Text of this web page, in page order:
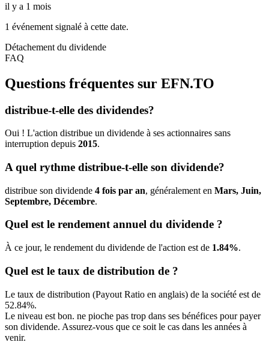
il y a 1 mois
1 événement signalé à cette date.
Détachement du dividende
FAQ
Questions fréquentes sur EFN.TO
distribue-t-elle des dividendes?
Oui ! L'action distribue un dividende à ses actionnaires sans
interruption depuis 2015.
A quel rythme distribue-t-elle son dividende?
distribue son dividende 4 fois par an, généralement en Mars, Juin,
Septembre, Décembre.
Quel est le rendement annuel du dividende ?
À ce jour, le rendement du dividende de l'action est de 1.84%.
Quel est le taux de distribution de ?
Le taux de distribution (Payout Ratio en anglais) de la société est de
52.84%.
Le niveau est bon. ne pioche pas trop dans ses bénéfices pour payer
son dividende. Assurez-vous que ce soit le cas dans les années à
venir.